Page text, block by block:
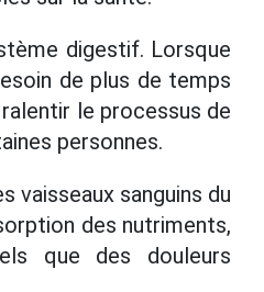
digestif. Lorsque
de plus de temps
le processus de
personnes.
vaisseaux sanguins du
des nutriments,
que des douleurs